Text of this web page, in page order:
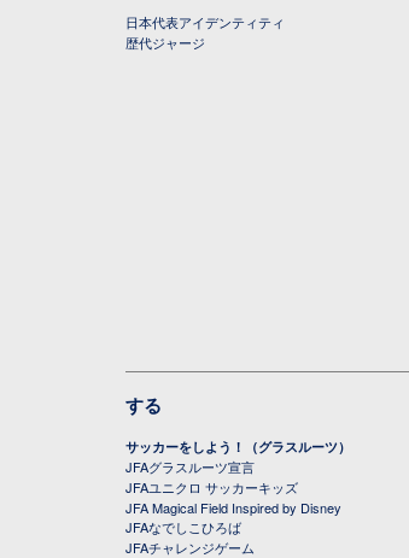
日本代表アイデンティティ
歴代ジャージ
する
サッカーをしよう！（グラスルーツ）
JFAグラスルーツ宣言
JFAユニクロ サッカーキッズ
JFA Magical Field Inspired by Disney
JFAなでしこひろば
JFAチャレンジゲーム